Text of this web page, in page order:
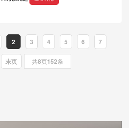
层公寓，从裙楼和塔楼的宽阔
曲线，到精美...
2 3 4 5 6 7
末页 共8页152条